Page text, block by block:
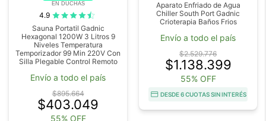
EN DUCHAS
4.9
Sauna Portatil Gadnic
Hexagonal 1200W 3 Litros 9
Niveles Temperatura
Temporizador 99 Min 220V Con
Silla Plegable Control Remoto
Envío a todo el país
$895.664
$403.049
55% OFF
Aparato Enfriado de Agua
Chiller South Port Gadnic
Crioterapia Baños Frios
Envío a todo el país
$2.529.776
$1.138.399
55% OFF
DESDE 6 CUOTAS SIN INTERÉS